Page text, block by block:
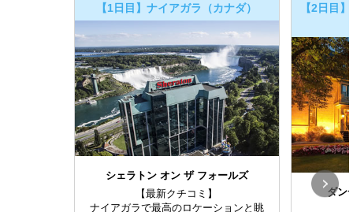
【1日目】ナイアガラ（カナダ）
シェラトン オン ザ フォールズ
【最新クチコミ】
ナイアガラで最高のロケーションと眺
【2日目
ダン